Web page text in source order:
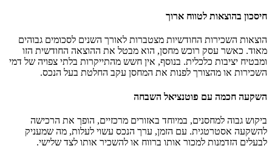
חיסכון בהוצאות לטווח ארוך
הוצאות השכירות החודשיות מצטברות לאורך השנים לסכומים גבוהים
מאוד. כאשר עסק רוכש מחסן, הוא מבטל את ההוצאה החודשית הזו
ומבטיח יציבות כלכלית. בנוסף, אין חשש מהתייקרות בלתי צפויה של דמי
השכירות או מהצורך לפנות את המחסן עקב החלטת בעל הנכס.
השקעה חכמה עם פוטנציאל השבחה
ביקוש גבוה למחסנים, במיוחד באזורים מרכזיים, הופך את הרכישה
להשקעה אסטרטגית. עם הזמן, ערך הנכס עשוי לעלות, מה שמעניק
לבעלים הזדמנות למכור אותו ברווח או להשכיר אותו לצד שלישי.